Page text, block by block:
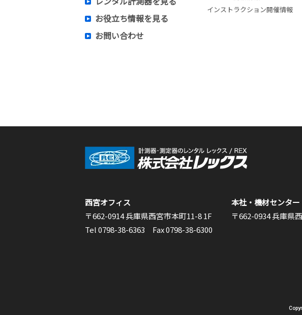
お役立ち情報を見る
お問い合わせ
インストラクション開催情報
西宮オフィス
〒662-0914 兵庫県西宮市本町11-8 1F
Tel 0798-38-6363 Fax 0798-38-6300
本社・機材センター
〒662-0934 兵庫県